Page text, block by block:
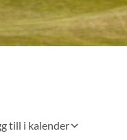
till i kalender